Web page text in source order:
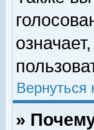
Вернуться
»